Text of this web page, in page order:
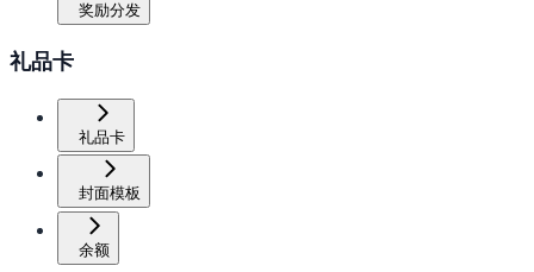
奖励分发
礼品卡
礼品卡
封面模板
余额